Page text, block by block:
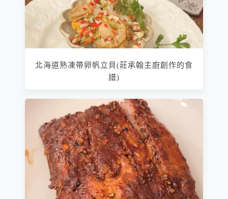
北海道熟凍帶卵帆立貝(莊承翰主廚創作的食
譜)